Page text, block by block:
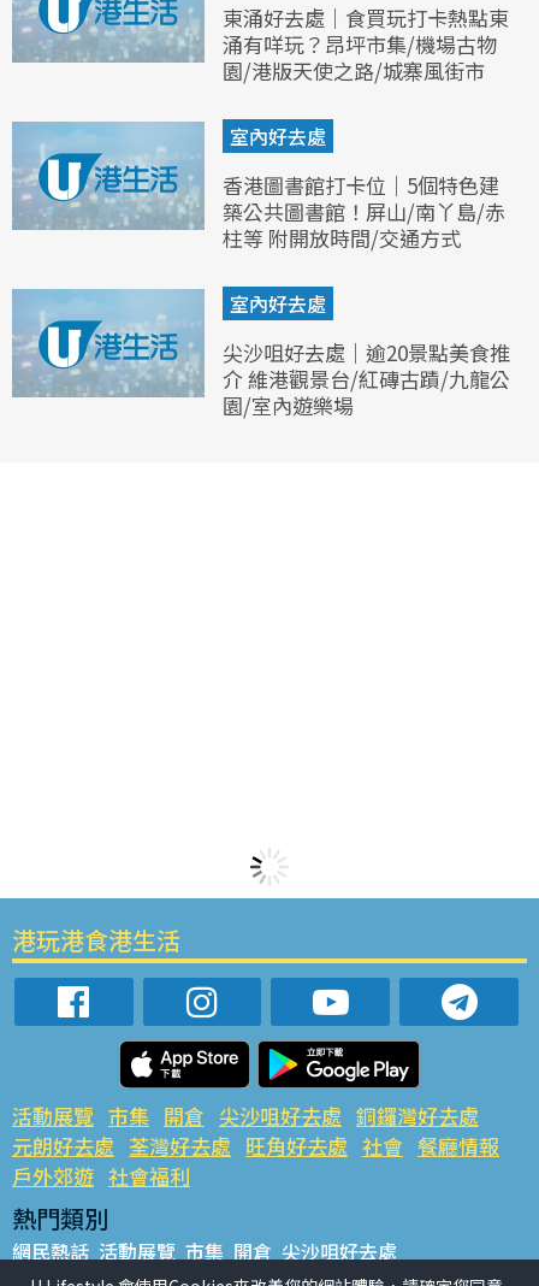
東涌好去處｜食買玩打卡熱點東
涌有咩玩？昂坪市集/機場古物
園/港版天使之路/城寨風街市
室內好去處
香港圖書館打卡位｜5個特色建
築公共圖書館！屏山/南丫島/赤
柱等 附開放時間/交通方式
室內好去處
尖沙咀好去處｜逾20景點美食推
介 維港觀景台/紅磚古蹟/九龍公
園/室內遊樂場
港玩港食港生活
活動展覽 市集 開倉 尖沙咀好去處 銅鑼灣好去處
元朗好去處 荃灣好去處 旺角好去處 社會 餐廳情報
戶外郊遊 社會福利
熱門類別
網民熱話 活動展覽 市集 開倉 尖沙咀好去處
銅鑼灣好去處 元朗好去處 荃灣好去處 旺角好去處 社會